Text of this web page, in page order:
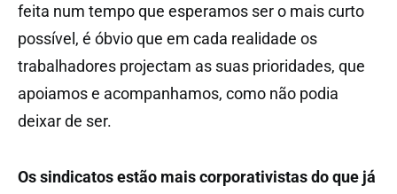
feita num tempo que esperamos ser o mais curto
possível, é óbvio que em cada realidade os
trabalhadores projectam as suas prioridades, que
apoiamos e acompanhamos, como não podia
deixar de ser.
Os sindicatos estão mais corporativistas do que já